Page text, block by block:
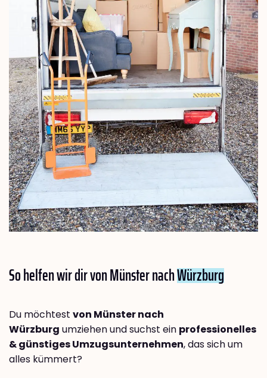
So helfen wir dir von Münster nachWürzburg
Du möchtest von Münster nach
Würzburg umziehen und suchst ein professionelles
& günstiges Umzugsunternehmen, das sich um
alles kümmert?